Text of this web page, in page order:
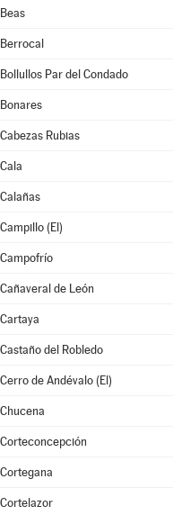
Beas
Berrocal
Bollullos Par del Condado
Bonares
Cabezas Rubias
Cala
Calañas
Campillo (El)
Campofrío
Cañaveral de León
Cartaya
Castaño del Robledo
Cerro de Andévalo (El)
Chucena
Corteconcepción
Cortegana
Cortelazor